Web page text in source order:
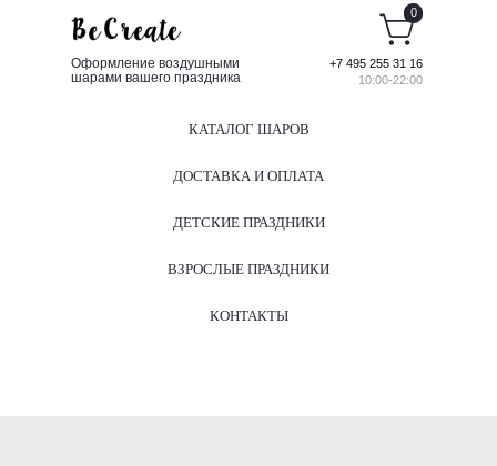
Оформление воздушными
шарами вашего праздника
+7 495 255 31 16
10:00-22:00
0
КАТАЛОГ ШАРОВ
ДОСТАВКА И ОПЛАТА
ДЕТСКИЕ ПРАЗДНИКИ
ВЗРОСЛЫЕ ПРАЗДНИКИ
КОНТАКТЫ